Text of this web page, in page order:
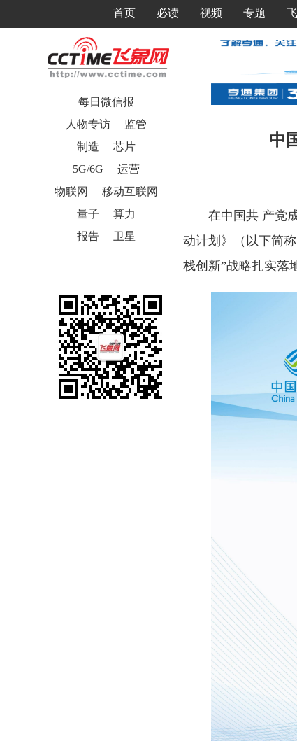
首页 必读 视频 专题
每日微信报
人物专访
监管
制造
芯片
5G/6G
运营
物联网
移动互联网
量子
算力
报告
卫星
中
在中国共 产党
动计划》（以下简
栈创新”战略扎实落